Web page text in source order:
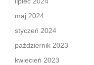
maj 2024
styczeń 2024
październik 2023
kwiecień 2023